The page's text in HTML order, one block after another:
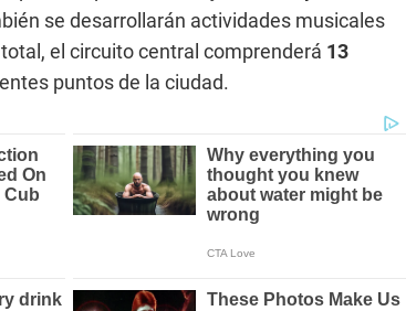
se desarrollarán actividades musicales
el circuito central comprenderá 13
puntos de la ciudad.